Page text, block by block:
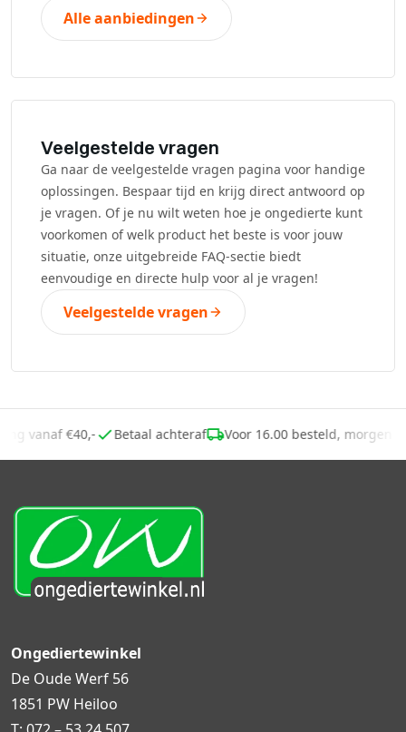
Alle aanbiedingen
Veelgestelde vragen
Ga naar de veelgestelde vragen pagina voor handige
oplossingen. Bespaar tijd en krijg direct antwoord op
je vragen. Of je nu wilt weten hoe je ongedierte kunt
voorkomen of welk product het beste is voor jouw
situatie, onze uitgebreide FAQ-sectie biedt
eenvoudige en directe hulp voor al je vragen!
Veelgestelde vragen
vanaf €40,- Betaal achteraf Voor 16.00 besteld, morgen
Ongediertewinkel
De Oude Werf 56
1851 PW Heiloo